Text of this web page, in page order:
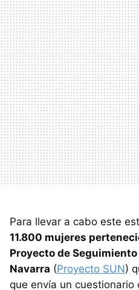
Para llevar a cabo este
11.800 mujeres
Proyecto de
Navarra (Proyecto SUN)
que envía un